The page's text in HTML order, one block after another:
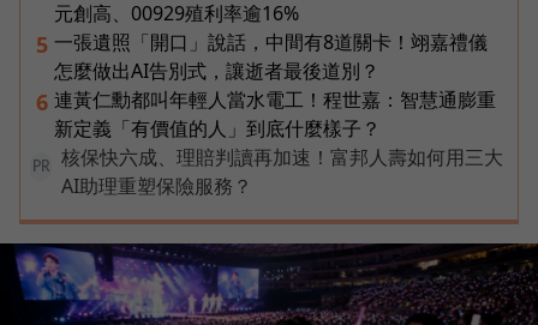
元創高、00929殖利率逾16%
5 一張遺照「開口」說話，中間有8道關卡！翊嘉禮儀
怎麼做出AI告別式，讓逝者最後道別？
6 連黃仁勳都叫年輕人當水電工！程世嘉：智慧通膨重
新定義「有價值的人」到底什麼樣子？
PR
核保快六成、理賠判讀再加速！富邦人壽如何用三大
AI助理重塑保險服務？